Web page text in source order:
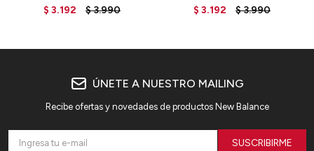
BLACK
$ 3.192 $3.990
MT33508AG - GREY
$ 3.192 $3.990
ÚNETE A NUESTRO MAILING
Recibe ofertas y novedades de productos New Balance
SUSCRIBIRME